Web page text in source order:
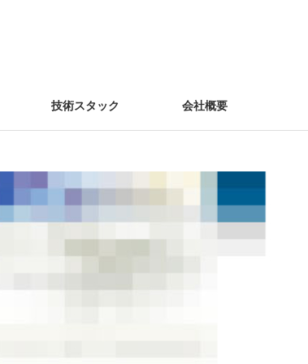
技術スタック 会社概要